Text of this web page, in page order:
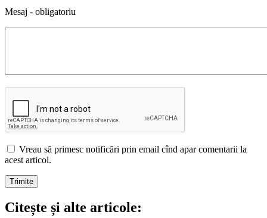
Mesaj - obligatoriu
Vreau să primesc notificări prin email cînd apar comentarii la
acest articol.
Citește și alte articole: